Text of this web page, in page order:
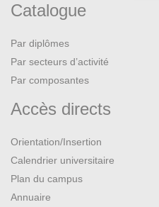
Catalogue
Par diplômes
Par secteurs d’activité
Par composantes
Accès directs
Orientation/Insertion
Calendrier universitaire
Plan du campus
Annuaire